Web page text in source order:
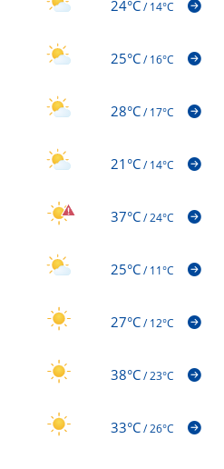
24°C/14°C
25°C/16°C
28°C/17°C
21°C/14°C
37°C/24°C
25°C/11°C
27°C/12°C
38°C/23°C
33°C/26°C